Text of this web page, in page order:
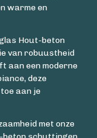
warme en
Hout-beton
van robuustheid
aan een moderne
deze
aan je
met onze